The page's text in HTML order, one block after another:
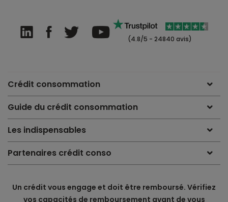
(4.8/5 - 24840 avis)
Crédit consommation
Guide du crédit consommation
Les indispensables
Partenaires crédit conso
Un crédit vous engage et doit être remboursé. Vérifiez
vos capacités de remboursement avant de vous